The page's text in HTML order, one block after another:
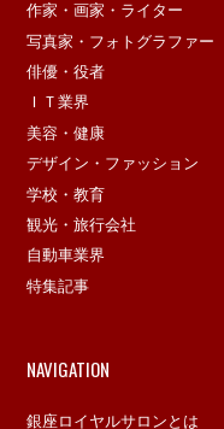
作家・画家・ライター
写真家・フォトグラファー
俳優・役者
ＩＴ業界
美容・健康
デザイン・ファッション
学校・教育
観光・旅行会社
自動車業界
特集記事
NAVIGATION
銀座ロイヤルサロンとは